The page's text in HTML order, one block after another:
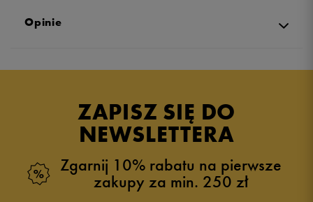
Opinie
ZAPISZ SIĘ DO
NEWSLETTERA
Zgarnij 10% rabatu na pierwsze
zakupy za min. 250 zł